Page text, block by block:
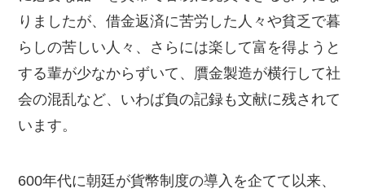
りましたが、借金返済に苦労した人々や貧乏で暮
らしの苦しい人々、さらには楽して富を得ようと
する輩が少なからずいて、贋金製造が横行して社
会の混乱など、いわば負の記録も文献に残されて
います。
600年代に朝廷が貨幣制度の導入を企てて以来、